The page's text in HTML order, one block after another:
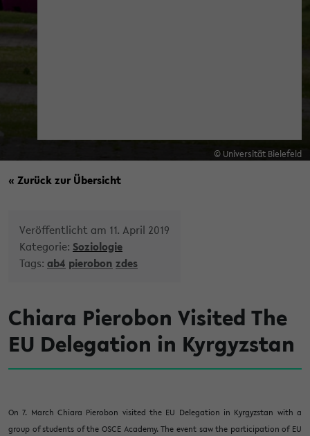
© Universität Bielefeld
« Zurück zur Übersicht
Veröffentlicht am 11. April 2019
Kategorie: Soziologie
Tags: ab4 pierobon zdes
Chiara Pierobon Visited The
EU Delegation in Kyrgyzstan
On 7. March Chiara Pierobon visited the EU Delegation in Kyrgyzstan with a
group of students of the OSCE Academy. The event saw the participation of EU